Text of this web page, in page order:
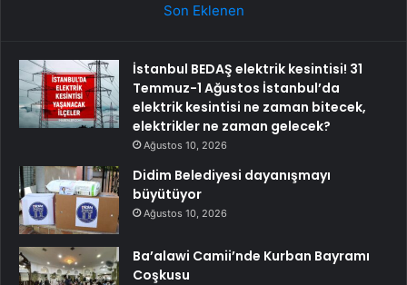
Son Eklenen
İstanbul BEDAŞ elektrik kesintisi! 31
Temmuz-1 Ağustos İstanbul’da
elektrik kesintisi ne zaman bitecek,
elektrikler ne zaman gelecek?
Ağustos 10, 2026
Didim Belediyesi dayanışmayı
büyütüyor
Ağustos 10, 2026
Ba’alawi Camii’nde Kurban Bayramı
Coşkusu